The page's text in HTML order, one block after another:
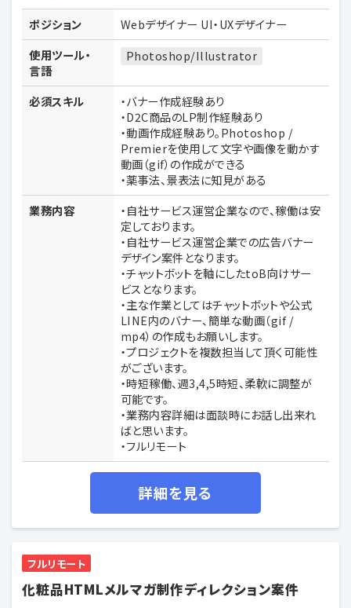
ポジション
Webデザイナー UI・UXデザイナー
使用ツール・
言語
Photoshop/Illustrator
必須スキル
・バナー作成経験あり
・D2C商品のLP制作経験あり
・動画作成経験あり。Photoshop /
Premierを使用して文字や画像を動かす
動画（gif）の作成ができる
・薬事法、景表法に知見がある
業務内容
・自社サービス運営企業なので、稼働は安
定しております。
・自社サービス運営企業での広告バナー
デザイン案件となります。
・チャットボットを軸にしたtoB向けサー
ビスとなります。
・主な作業としてはチャットボットや公式
LINE内のバナー、簡単な動画（gif /
mp4）の作成もお願いします。
・プロジェクトを複数担当して頂く可能性
がございます。
・時短稼働、週3,4,5時短、柔軟に調整が
可能です。
・業務内容詳細は面談時にお話し出来れ
ばと思います。
・フルリモート
詳細を見る
フルリモート
化粧品HTMLメルマガ制作ディレクション案件